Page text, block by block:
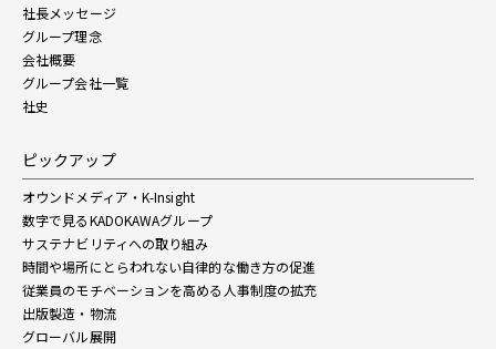
社長メッセージ
グループ理念
会社概要
グループ会社一覧
社史
ピックアップ
オウンドメディア・K-Insight
数字で見るKADOKAWAグループ
サステナビリティへの取り組み
時間や場所にとらわれない自律的な働き方の促進
従業員のモチベーションを高める人事制度の拡充
出版製造・物流
グローバル展開